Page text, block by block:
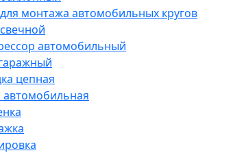
монтажа автомобильных кругов
автомобильный
цепная
автомобильная